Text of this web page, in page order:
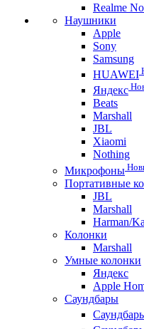
Realme
Наушники
Apple
Sony
Samsung
HUAWEI
Яндекс
Beats
Marshall
JBL
Xiaomi
Nothing
Микрофоны
Портативные
JBL
Marshall
Harman/
Колонки
Marshall
Умные колонки
Яндекс
Apple
Саундбары